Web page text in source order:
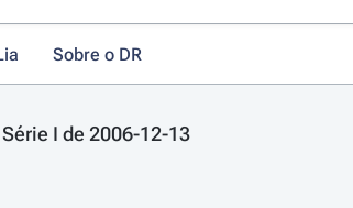
Sobre o DR
I de 2006-12-13